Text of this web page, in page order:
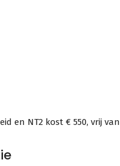
en NT2 kost € 550, vrij van